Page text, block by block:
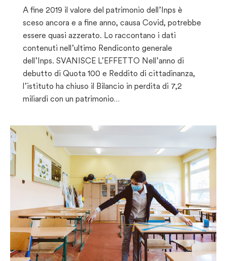
A fine 2019 il valore del patrimonio dell’Inps è
sceso ancora e a fine anno, causa Covid, potrebbe
essere quasi azzerato. Lo raccontano i dati
contenuti nell’ultimo Rendiconto generale
dell’Inps. SVANISCE L’EFFETTO Nell’anno di
debutto di Quota 100 e Reddito di cittadinanza,
l’istituto ha chiuso il Bilancio in perdita di 7,2
miliardi con un patrimonio…